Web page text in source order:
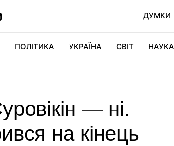
ДУМКИ
ПОЛІТИКА УКРАЇНА СВІТ НАУКА
— ні.
на кінець